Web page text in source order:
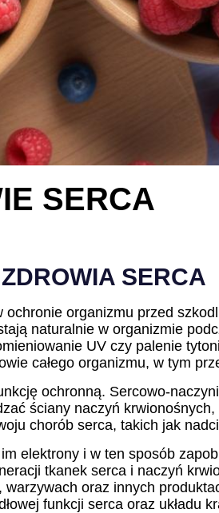
SERCA
SERCA
organizmu przed
naturalnie w organizmie
UV czy palenie
całego organizmu, w tym
ochronną. Sercowo-
ściany naczyń
chorób serca, takich jak
elektrony i w ten sposób
tkanek serca i naczyń
oraz innych
funkcji serca oraz układu